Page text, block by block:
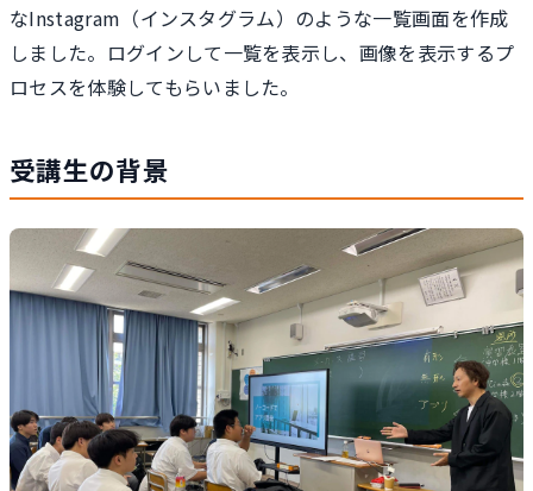
なInstagram（インスタグラム）のような一覧画面を作成
しました。ログインして一覧を表示し、画像を表示するプ
ロセスを体験してもらいました。
受講生の背景